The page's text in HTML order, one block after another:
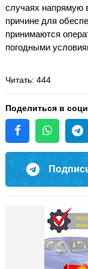
случаях напрямую
причине для
принимаются
погодными
Читать: 444
Поделиться в